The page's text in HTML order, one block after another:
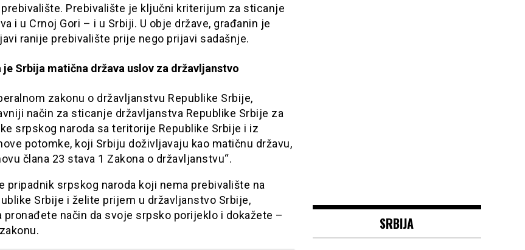
Prebivalište je ključni kriterijum za sticanje
i u Crnoj Gori – i u Srbiji. U obje države, građanin je
ranije prebivalište prije nego prijavi sadašnje.
je Srbija matična država uslov za državljanstvo
zakonu o državljanstvu Republike Srbije,
način za sticanje državljanstva Republike Srbije za
srpskog naroda sa teritorije Republike Srbije i iz
potomke, koji Srbiju doživljavaju kao matičnu državu,
člana 23 stava 1 Zakona o državljanstvu“.
pripadnik srpskog naroda koji nema prebivalište na
Srbije i želite prijem u državljanstvo Srbije,
pronađete način da svoje srpsko porijeklo i dokažete –
SRBIJA